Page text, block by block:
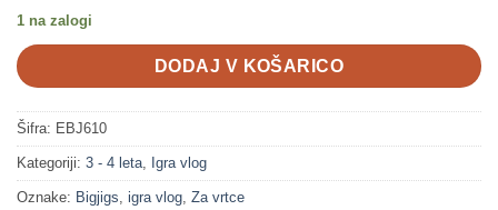
1 na zalogi
DODAJ V KOŠARICO
Šifra: EBJ610
Kategoriji: 3 - 4 leta Igra vlog
Oznake: Bigjigs igra vlog Za vrtce